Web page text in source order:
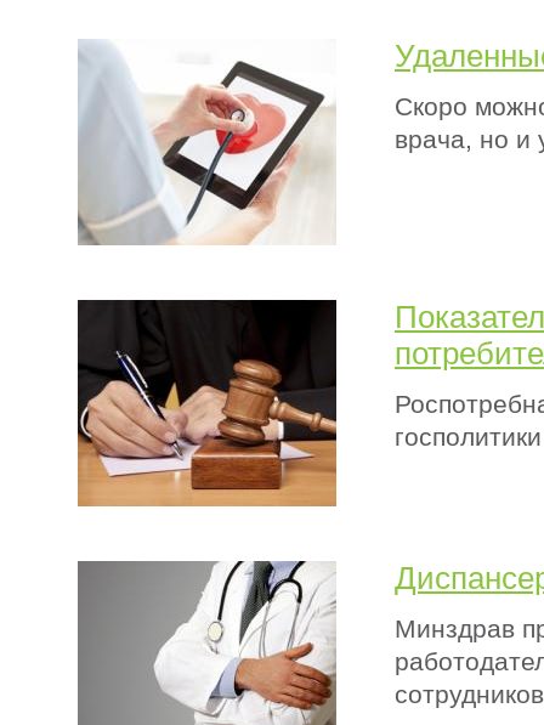
Скоро
врача, но и
Минздрав